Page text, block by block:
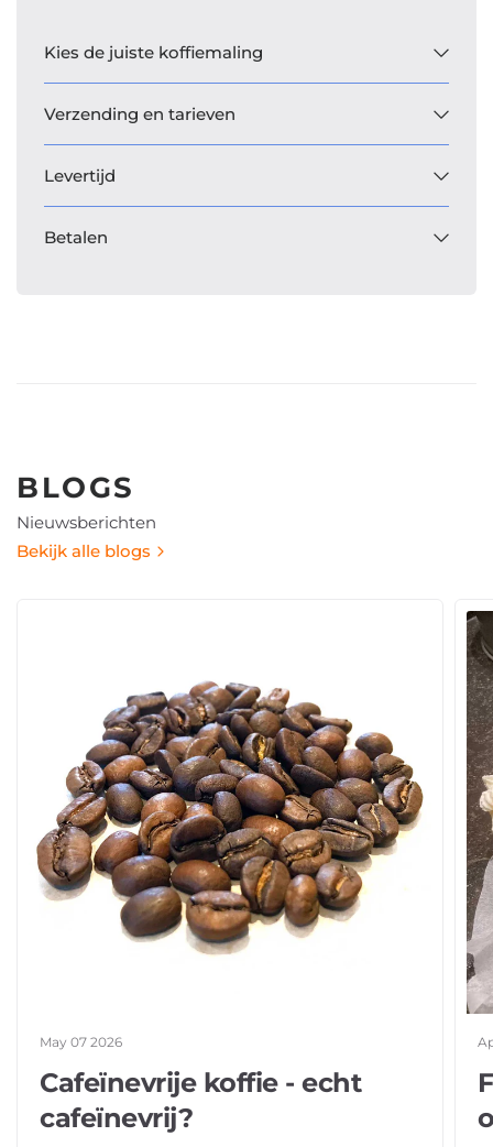
Kies de juiste koffiemaling
Verzending en tarieven
Levertijd
Betalen
BLOGS
Nieuwsberichten
Bekijk alle blogs
May 07 2026
Cafeïnevrije koffie - echt
cafeïnevrij?